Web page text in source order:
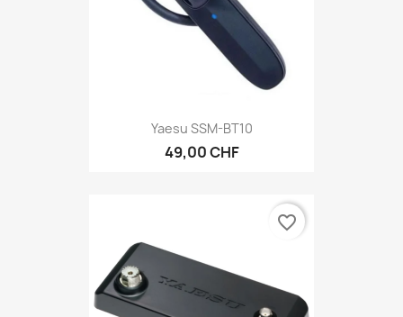
Yaesu SSM-BT10
49,00 CHF
favorite_border